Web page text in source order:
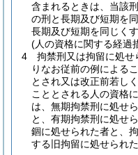
含まれるときは、当該
の刑と長期及び短期を
長期及び短期を同じく
(人の資格に関する経過
4
拘禁刑又は拘留に処せ
りなお従前の例による
とされ又は改正前若し
こととされる人の資格
は、無期拘禁刑に処せ
と、有期拘禁刑に処せ
錮に処せられた者と、
する旧拘留に処せられ